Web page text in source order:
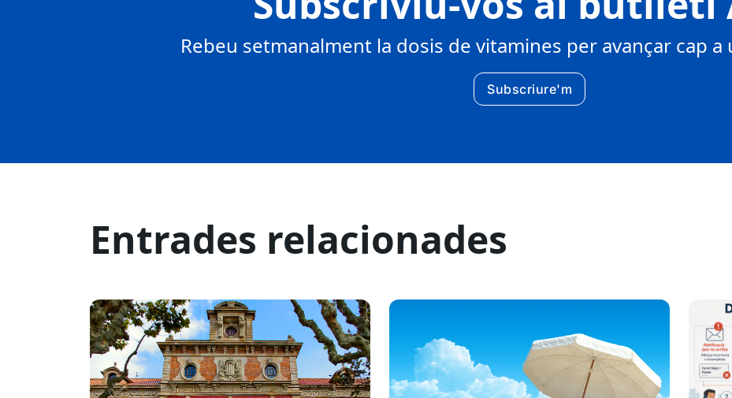
Rebeu setmanalment la dosis de vitamines per avançar cap
Subscriure'm
Entrades relacionades